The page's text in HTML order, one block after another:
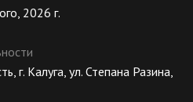
2026 г.
г. Калуга, ул. Степана Разина,